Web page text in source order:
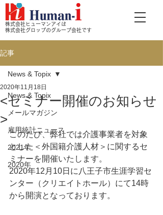
株式会社ヒューマンアイは
株式会社グロップのグループ会社です
記事
News & Topix
メールマガジン
雇用統計ニュース
2021年
2020年
News & Topix
<セミナー開催のお知らせ
>
2020年11月18日
このたび、弊社では介護事業者を対象
とした＜外国籍介護人材＞に関するセ
ミナーを開催いたします。
2020年12月10日に八王子市生涯学習セ
ンター（クリエイトホール）にて14時
から開演となっております。